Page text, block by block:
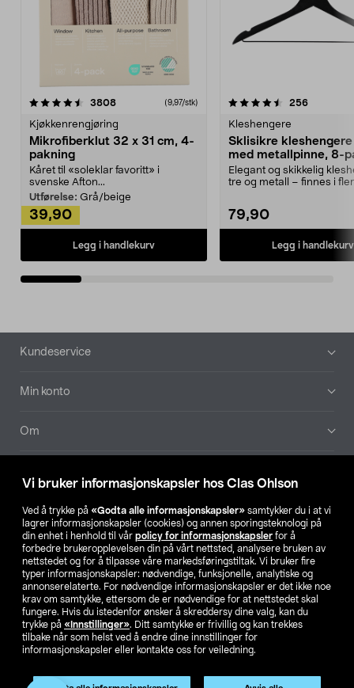
Vi bruker informasjonskapsler hos Clas Ohlson
Ved å trykke på «Godta alle informasjonskapsler» samtykker du i at vi
lagrer informasjonskapsler (cookies) og annen sporingsteknologi på
din enhet i henhold til vår policy for informasjonskapsler for å
forbedre brukeropplevelsen din på vårt nettsted, analysere bruken av
nettstedet og for å tilpasse våre markedsføringstiltak. Vi bruker fire
typer informasjonskapsler: nødvendige, funksjonelle, analytiske og
annonserelaterte. For nødvendige informasjonskapsler er det ikke noe
krav om samtykke, ettersom de er nødvendige for at nettstedet skal
fungere. Hvis du istedenfor ønsker å skreddersy dine valg, kan du
trykke på «Innstillinger». Ditt samtykke er frivillig og kan trekkes
tilbake når som helst ved å endre dine innstillinger for
informasjonskapsler eller kontakte oss for veiledning.
3808anmeldelser(9,97/stk)
Kjøkkenrengjøring
Mikrofiberklut 32 x 31 cm, 4-
pakning
Kåret til «soleklar favoritt» i
svenske Afton...
Utførelse: Grå/beige
39,90
Legg i handlekurv
4.5av 5 stjerner 256
Kleshengere
Sklisikre
med metallpinne, 8-
Elegant og skikkelig
tre og metall – finnes i
79,90
Legg i handlekurv
4.5av 5 stjerner
Bunntekst
Kundeservice
Min konto
Om
Våre selskaper
Finn din butikk
SE NO FI